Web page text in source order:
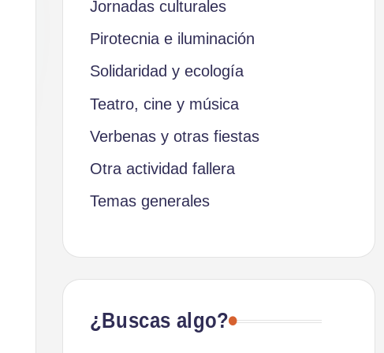
Jornadas culturales
Pirotecnia e iluminación
Solidaridad y ecología
Teatro, cine y música
Verbenas y otras fiestas
Otra actividad fallera
Temas generales
¿Buscas algo?